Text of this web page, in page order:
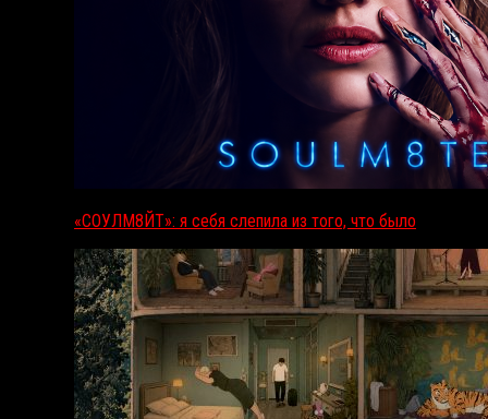
«СОУЛМ8ЙТ»: я себя слепила из того, что было